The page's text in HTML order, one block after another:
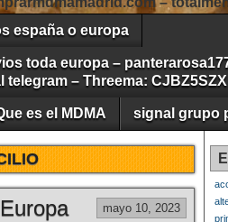
españa o europa
toda europa –
telegram – Threema: CJBZ5SZX
es el MDMA signal grupo
mayo 10, 2023